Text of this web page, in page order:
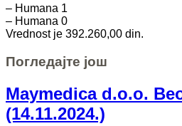
– Humana 1
– Humana 0
Vrednost je 392.260,00 din.
Погледајте још
Maymedica d.o.o.
(14.11.2024.)